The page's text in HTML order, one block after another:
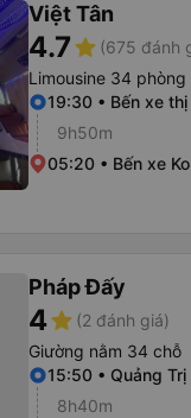
Việt Tân
4.7star (675 đánh
Limousine 34 phòng
19:30 • Bến xe
9h50m
05:20 • Bến xe
Pháp Đấy
4star (2 đánh giá)
Giường nằm 34 chỗ
15:50 • Quảng Trị
8h40m